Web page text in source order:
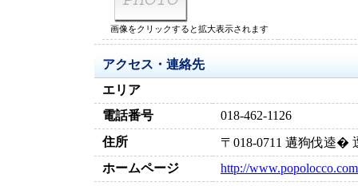
画像をクリックすると拡大表示されます
アクセス・連絡先
エリア
電話番号
018-462-1126
住所
〒018-0711 遘狗伐逵�
ホームページ
http://